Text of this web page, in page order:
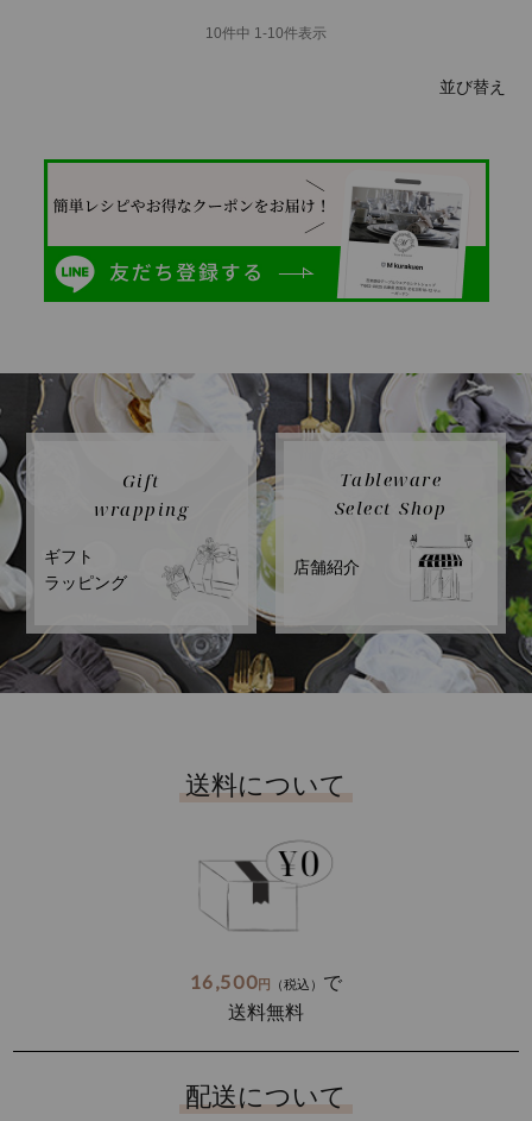
並び替え
10件中 1 -10件表示
Gift
wrapping
ギフト
ラッピング
Tableware
Select Shop
店舗紹介
送料について
16,500円 （税込） で
送料無料
配送について